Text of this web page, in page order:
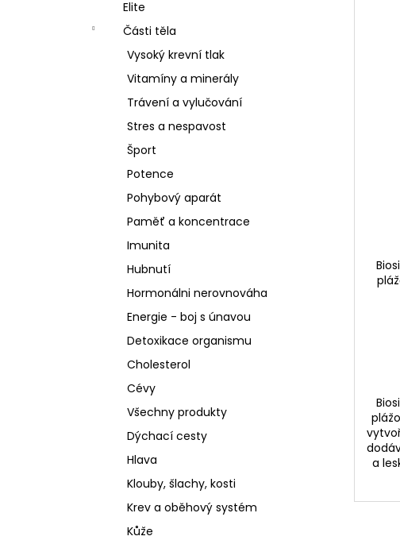
Elite
Části těla
Vysoký krevní tlak
Vitamíny a minerály
Trávení a vylučování
Stres a nespavost
Šport
Potence
Pohybový aparát
Paměť a koncentrace
Imunita
Hubnutí
Hormonálni nerovnováha
Energie - boj s únavou
Detoxikace organismu
Cholesterol
Cévy
Všechny produkty
Dýchací cesty
Hlava
Klouby, šlachy, kosti
Krev a oběhový systém
Kůže
a
SCHIZANDRA
329 Kč